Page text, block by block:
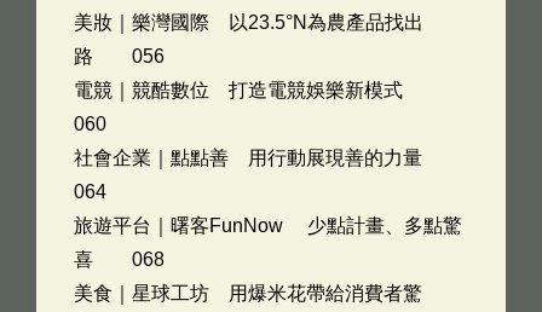
美妝｜樂灣國際 以23.5°N為農產品找出
路 056
電競｜競酷數位 打造電競娛樂新模式
060
社會企業｜點點善 用行動展現善的力量
064
旅遊平台｜曙客FunNow 少點計畫、多點驚
喜 068
美食｜星球工坊 用爆米花帶給消費者驚